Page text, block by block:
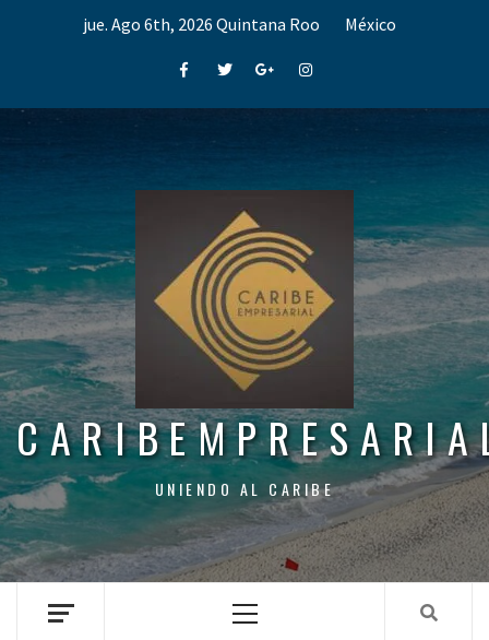
jue. Ago 6th, 2026 Quintana Roo México
FacebookTwitterGoogle+Instagram
UNIENDO AL CARIBE
Menu